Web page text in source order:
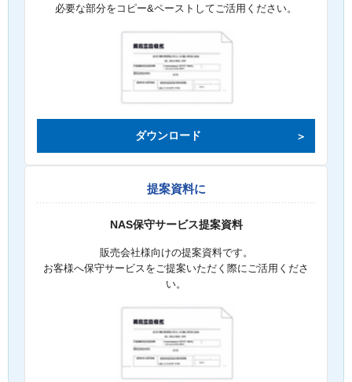
必要な部分をコピー&ペーストしてご活用ください。
ダウンロード
提案資料に
NAS保守サービス提案資料
販売会社様向けの提案資料です。
お客様へ保守サービスをご提案いただく際にご活用くださ
い。